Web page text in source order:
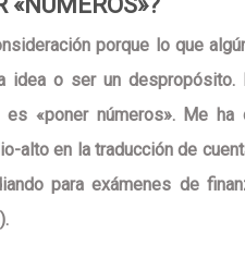
porque lo que
idea o ser un despropósito.
es «poner números». Me
alto en la traducción de
para exámenes de